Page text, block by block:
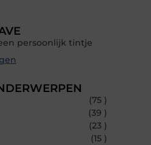
persoonlijk tintje
(75 )
(39 )
(23 )
(15 )